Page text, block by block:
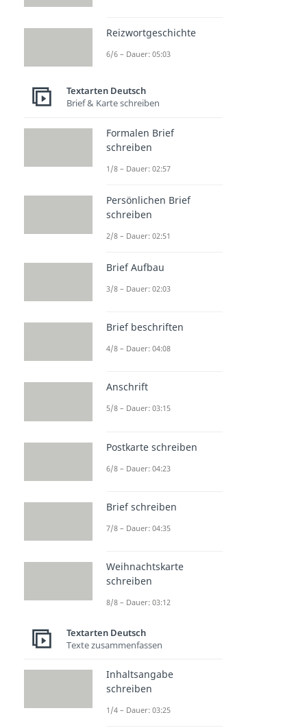
Reizwortgeschichte
6/6 – Dauer: 05:03
Textarten Deutsch
Brief & Karte schreiben
Formalen Brief
schreiben
1/8 – Dauer: 02:57
Persönlichen Brief
schreiben
2/8 – Dauer: 02:51
Brief Aufbau
3/8 – Dauer: 02:03
Brief beschriften
4/8 – Dauer: 04:08
Anschrift
5/8 – Dauer: 03:15
Postkarte schreiben
6/8 – Dauer: 04:23
Brief schreiben
7/8 – Dauer: 04:35
Weihnachtskarte
schreiben
8/8 – Dauer: 03:12
Textarten Deutsch
Texte zusammenfassen
Inhaltsangabe
schreiben
1/4 – Dauer: 03:25